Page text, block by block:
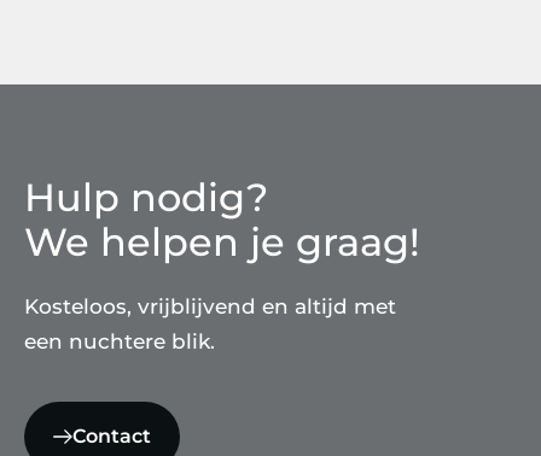
Hulp nodig?
We helpen je graag!
Kosteloos, vrijblijvend en altijd met
een nuchtere blik.
Contact